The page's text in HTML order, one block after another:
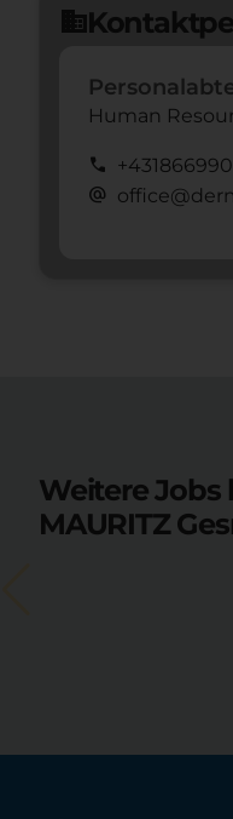
domain
Human
call +431866990
alternate_email
Weitere Jobs
MAURITZ